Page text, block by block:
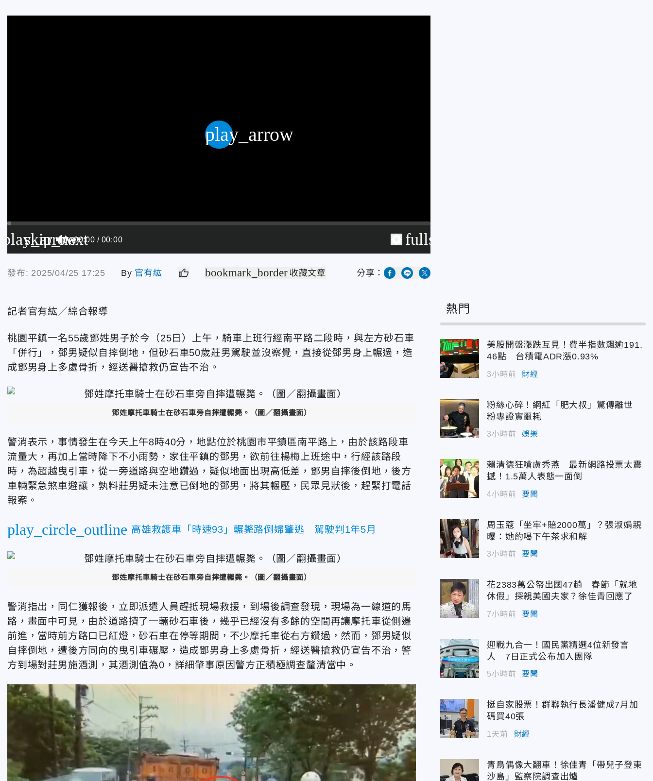
play_arrow
skip_next
00:00 00:00 fullscreen
play_arrow
發布: 2025/04/25 17:25 By 官有紘 bookmark_border 收藏文章 分享：
記者官有紘／綜合報導
桃園平鎮一名55歲鄧姓男子於今（25日）上午， 騎車上班行經南平路二段時，與左方砂石車
「併行」，鄧男疑似自摔倒地，但砂石車50歲莊男駕駛並沒察覺，直接從鄧男身上輾過，造
成鄧男身上多處骨折，經送醫搶救仍宣告不治。
鄧姓摩托車騎士在砂石車旁自摔遭輾斃。（圖／翻攝畫面）
警消表示，事情發生在今天上午8時40分，地點位於桃園市平鎮區南平路上，由於該路段車
流量大，再加上當時降下不小雨勢，家住平鎮的鄧男 ，欲前往楊梅上班途中，行經該路段
時，為超越曳引車，從一旁道路與空地鑽過，疑似地面出現高低差，鄧男自摔後倒地，後方
車輛緊急煞車避讓，孰料莊男疑未注意已倒地的鄧男，將其輾壓，民眾見狀後，趕緊打電話
報案。
play_circle_outline 高雄救護車「時速93」輾斃路倒婦肇逃 駕駛判1年5月
鄧姓摩托車騎士在砂石車旁自摔遭輾斃。（圖／翻攝畫面）
警消指出，同仁獲報後，立即派遣人員趕抵現場救援，到場後調查發現， 現場為一線道的馬
路，畫面中可見， 由於道路擠了一輛砂石車後，幾乎已經沒有多餘的空間再讓摩托車從側邊
前進，當時前方路口已紅燈，砂石車在停等期間，不少摩托車從右方鑽過，然而， 鄧男疑似
自摔倒地， 遭後方同向的曳引車碾壓， 造成鄧男身上多處骨折，經送醫搶救仍宣告不治，警
方到場對莊男施酒測，其酒測值為0，詳細肇事原因警方正積極調查釐清當中。
熱門
美股開盤漲跌互見！費半指數飆逾191.
46點 台積電ADR漲0.93%
3小時前 財經
粉絲心碎！網紅「肥大叔」驚傳離世
粉專證實噩耗
3小時前 娛樂
賴清德狂嗆盧秀燕 最新網路投票太震
撼！1.5萬人表態一面倒
4小時前 要聞
周玉蔻「坐牢+賠2000萬」？張淑娟親
曝：她約喝下午茶求和解
3小時前 要聞
花2383萬公帑出國47趟 春節「就地
休假」探親美國夫家？徐佳青回應了
7小時前 要聞
迎戰九合一！國民黨精選4位新發言
人 7日正式公布加入團隊
5小時前 要聞
挺自家股票！群聯執行長潘健成7月加
碼買40張
1天前 財經
青鳥偶像大翻車！徐佳青「帶兒子登東
沙島」監察院調查出爐